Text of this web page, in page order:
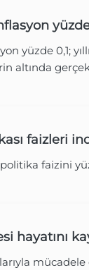
yüzde 0,1;
altında
faizleri
faizini
hayatını
mücadele